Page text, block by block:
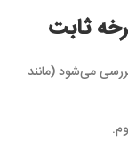
ثابت
می‌شود (مانند